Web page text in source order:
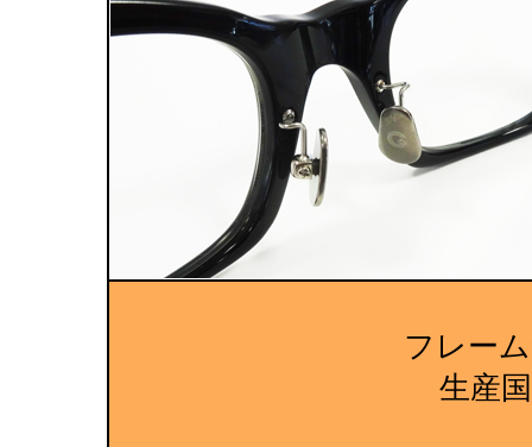
フレー
生産